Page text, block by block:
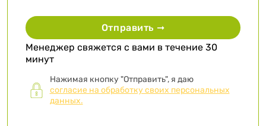
Отправить ➞
Менеджер свяжется с вами в течение 30
минут
Нажимая кнопку "Отправить", я даю
согласие на обработку своих персональных
данных.